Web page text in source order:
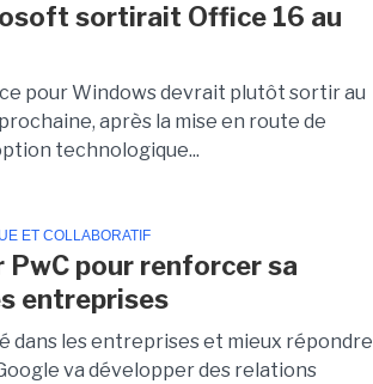
sortirait Office 16 au
pour Windows devrait plutôt sortir au
après la mise en route de
technologique...
ET COLLABORATIF
PwC pour renforcer sa
entreprises
dans les entreprises et mieux répondre
va développer des relations